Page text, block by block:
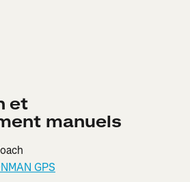
et
manuels
GPS